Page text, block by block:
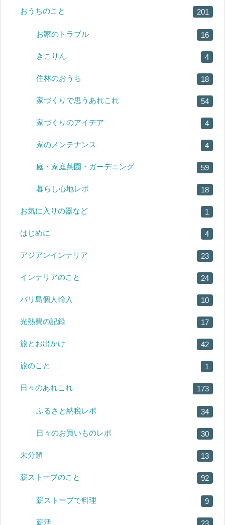
おうちのこと 201
お家のトラブル 16
きこりん 4
住林のおうち 18
家づくりで思うあれこれ 54
家づくりのアイデア 4
家のメンテナンス 4
庭・家庭菜園・ガーデニング 59
暮らし心地レポ 18
お気に入りの器など 1
はじめに 4
アジアンインテリア 23
インテリアのこと 24
バリ島個人輸入 10
光熱費の記録 17
旅とお出かけ 42
旅のこと 1
日々のあれこれ 173
ふるさと納税レポ 34
日々のお買いものレポ 30
未分類 13
薪ストーブのこと 92
薪ストーブで料理 9
薪活